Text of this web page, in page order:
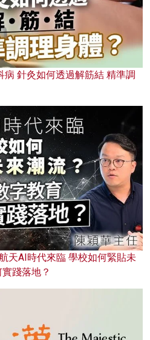
針灸如何透過解筋結 精準調
天AI時代來臨 學校如何緊貼未
踐落地？